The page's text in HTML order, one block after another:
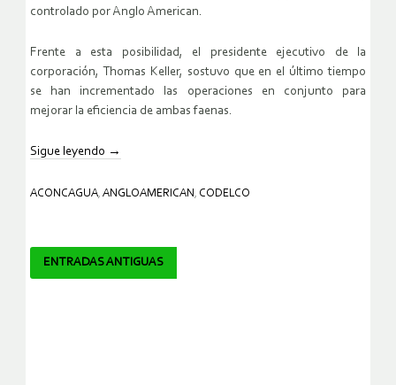
controlado por Anglo American.
Frente a esta posibilidad, el presidente ejecutivo de la
corporación, Thomas Keller, sostuvo que en el último tiempo
se han incrementado las operaciones en conjunto para
mejorar la eficiencia de ambas faenas.
Sigue leyendo →
ACONCAGUA, ANGLOAMERICAN , CODELCO
Navegador
ENTRADAS ANTIGUAS